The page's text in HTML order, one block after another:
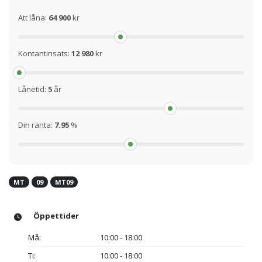
Att låna: 64 900kr
Kontantinsats: 12 980kr
Lånetid: 5 år
Din ränta: 7.95 %
MT 09 MT09
Öppettider
Må:
10:00 - 18:00
Ti:
10:00 - 18:00